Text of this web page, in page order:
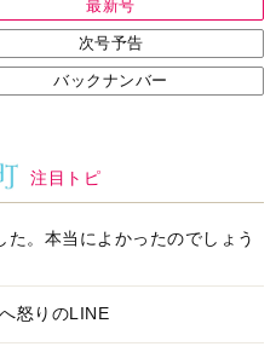
最新号
次号予告
バックナンバー
注目トピ
。本当によかったのでしょう
怒りのLINE